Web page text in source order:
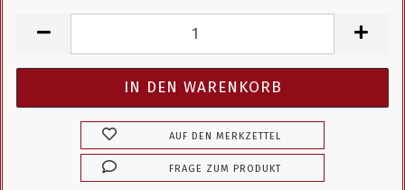
AUF DEN MERKZETTEL
FRAGE ZUM PRODUKT